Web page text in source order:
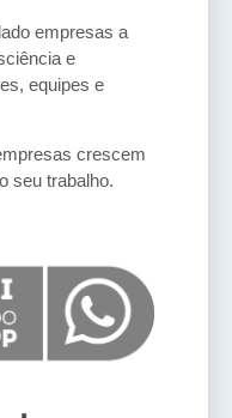
empresas a
e
equipes e
crescem
seu trabalho.